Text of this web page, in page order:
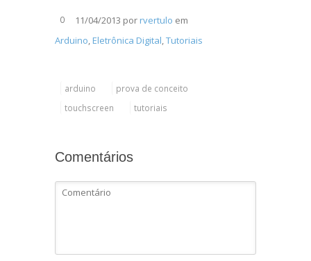
0 11/04/2013 por rvertulo em
Arduino, Eletrônica Digital,Tutoriais
arduino
prova de conceito
touchscreen
tutoriais
Comentários